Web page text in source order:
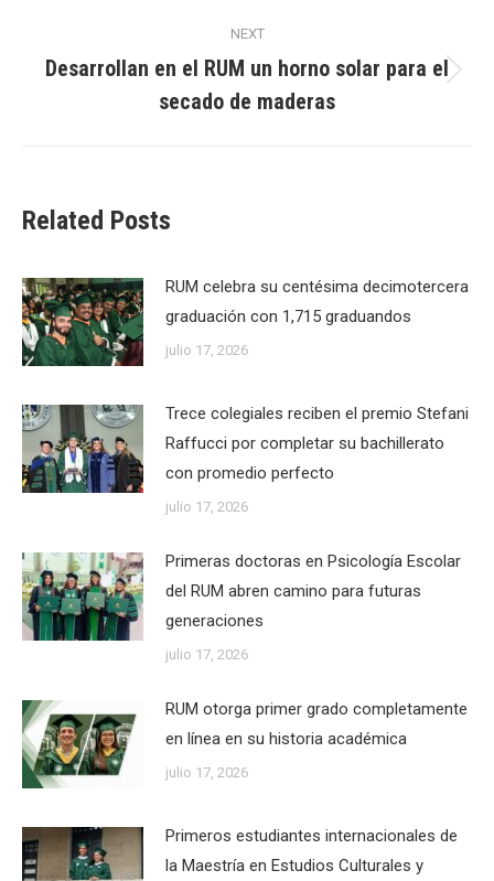
NEXT
post:
Desarrollan en el RUM un horno solar para el
secado de maderas
Related Posts
RUM celebra su centésima decimotercera
graduación con 1,715 graduandos
julio 17, 2026
Trece colegiales reciben el premio Stefani
Raffucci por completar su bachillerato
con promedio perfecto
julio 17, 2026
Primeras doctoras en Psicología Escolar
del RUM abren camino para futuras
generaciones
julio 17, 2026
RUM otorga primer grado completamente
en línea en su historia académica
julio 17, 2026
Primeros estudiantes internacionales de
la Maestría en Estudios Culturales y